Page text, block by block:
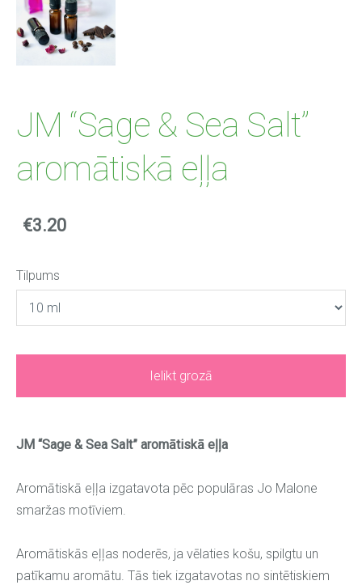
JM “Sage & Sea Salt”
aromātiskā eļļa
€3.20
Tilpums
Ielikt grozā
JM “Sage & Sea Salt” aromātiskā eļļa
Aromātiskā eļļa izgatavota pēc populāras Jo Malone
smaržas motīviem.
Aromātiskās eļļas noderēs, ja vēlaties košu, spilgtu un
patīkamu aromātu. Tās tiek izgatavotas no sintētiskiem